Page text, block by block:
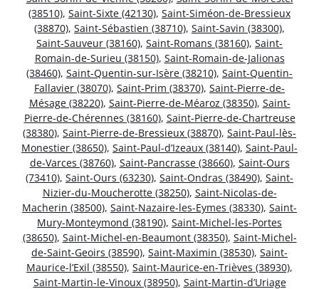
(38510), Saint-Sixte (42130), Saint-Siméon-de-Bressieux
(38870), Saint-Sébastien (38710), Saint-Savin (38300),
Saint-Sauveur (38160), Saint-Romans (38160), Saint-
Romain-de-Surieu (38150), Saint-Romain-de-Jalionas
(38460), Saint-Quentin-sur-Isère (38210), Saint-Quentin-
Fallavier (38070), Saint-Prim (38370), Saint-Pierre-de-
Mésage (38220), Saint-Pierre-de-Méaroz (38350), Saint-
Pierre-de-Chérennes (38160), Saint-Pierre-de-Chartreuse
(38380), Saint-Pierre-de-Bressieux (38870), Saint-Paul-lès-
Monestier (38650), Saint-Paul-d’Izeaux (38140), Saint-Paul-
de-Varces (38760), Saint-Pancrasse (38660), Saint-Ours
(73410), Saint-Ours (63230), Saint-Ondras (38490), Saint-
Nizier-du-Moucherotte (38250), Saint-Nicolas-de-
Macherin (38500), Saint-Nazaire-les-Eymes (38330), Saint-
Mury-Monteymond (38190), Saint-Michel-les-Portes
(38650), Saint-Michel-en-Beaumont (38350), Saint-Michel-
de-Saint-Geoirs (38590), Saint-Maximin (38530), Saint-
Maurice-l’Exil (38550), Saint-Maurice-en-Trièves (38930),
Saint-Martin-le-Vinoux (38950), Saint-Martin-d’Uriage